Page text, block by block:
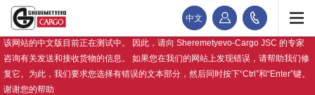
中文
该网站的中文版目前正在测试中。 因此，请向 Sheremetyevo-Cargo JSC 的专家
咨询有关发送和接收货物的信息。 如果您在我们的网站上发现错误，请帮助我们修
复它。为此，我们要求您选择有错误的文本部分，然后同时按下“Ctrl”和“Enter”键。
谢谢您的帮助